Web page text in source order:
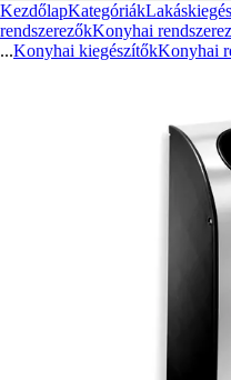
KezdőlapKategóriák
rendszerezőkKonyhai
...Konyhai kiegészítőkKonyhai